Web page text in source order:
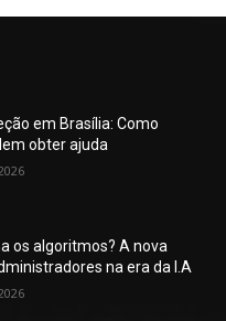
em Brasília: Como
obter ajuda
os algoritmos? A nova
na era da I.A